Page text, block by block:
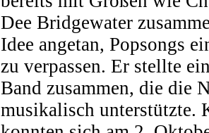
Dee Bridgewater
Idee angetan, Popsongs
zu verpassen. Er stellte
Band zusammen, die die
musikalisch unterstützte.